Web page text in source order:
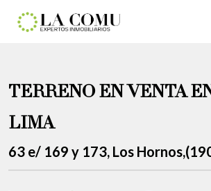
TERRENO EN VENTA
LIMA
63 e/ 169 y 173, Los